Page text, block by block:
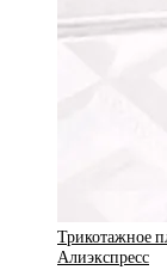
Трикотажное
Алиэкспресс